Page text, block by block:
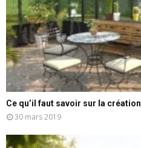
Ce qu’il faut savoir sur la
30 mars 2019